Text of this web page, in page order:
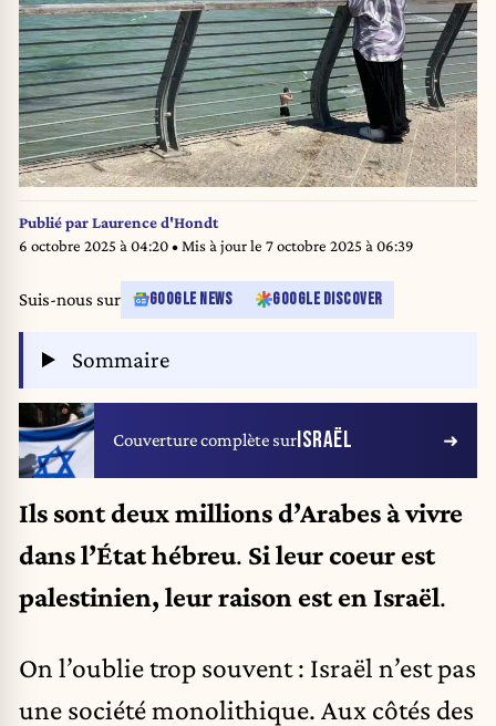
Publié parLaurence d'Hondt
6 octobre 2025 à 04:20• Mis à jour le 7 octobre 2025 à 06:39
Suis-nous sur GOOGLE NEWS GOOGLE DISCOVER
Sommaire
Couverture complète surISRAËL
Ils sont deux millions d’Arabes à vivre
dans l’État hébreu. Si leur coeur est
palestinien, leur raison est en Israël.
On l’oublie trop souvent : Israël n’est pas
une société monolithique. Aux côtés des